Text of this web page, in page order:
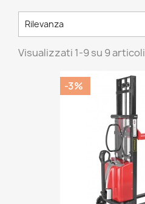
Rilevanza
Visualizzati 1-9 su 9 articoli
-3%